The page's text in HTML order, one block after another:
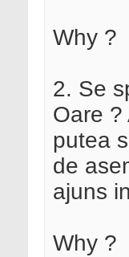
Why ?
2. Se
Oare ?
putea
de
ajuns
Why ?